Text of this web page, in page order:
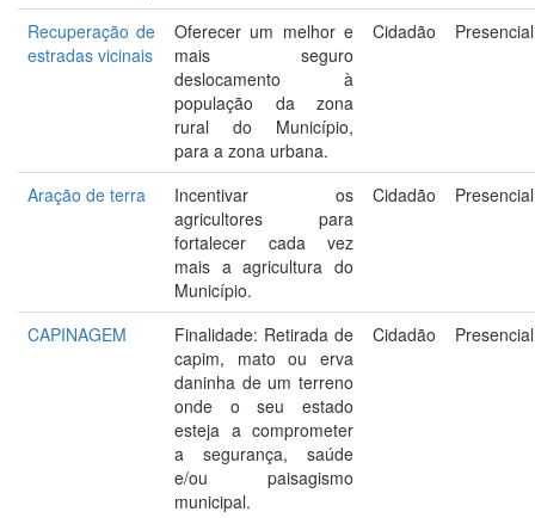
Recuperação de
estradas vicinais
Oferecer um melhor e
mais seguro
deslocamento à
população da zona
rural do Município,
para a zona urbana.
Cidadão Presencial
Aração de terra
Incentivar os
agricultores para
fortalecer cada vez
mais a agricultura do
Município.
Cidadão Presencial
CAPINAGEM
Finalidade: Retirada de
capim, mato ou erva
daninha de um terreno
onde o seu estado
esteja a comprometer
a segurança, saúde
e/ou paisagismo
municipal.
Cidadão Presencial